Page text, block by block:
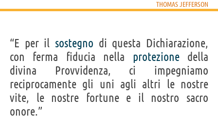
THOMAS JEFFERSON
“E per il sostegno di questa Dichiarazione,
con ferma fiducia nella protezionedella
divina Provvidenza, ci impegniamo
reciprocamente gli uni agli altri le nostre
vite, le nostre fortune e il nostro sacro
onore.”